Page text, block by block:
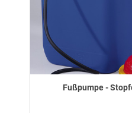
Fußpumpe -